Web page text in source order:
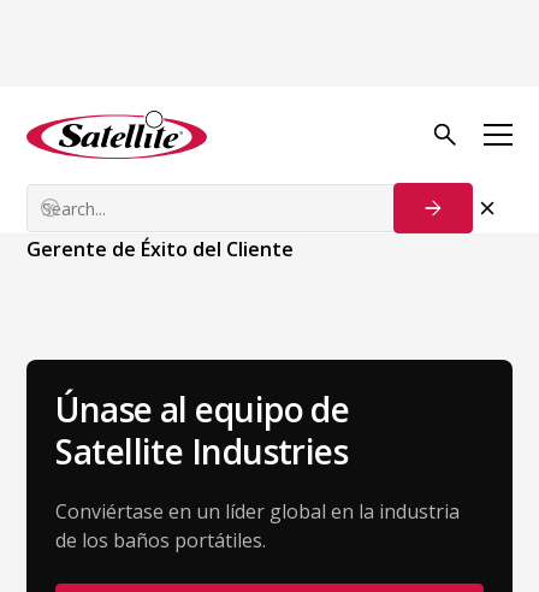
Volver al equipo
Shannon Roberts
Gerente de Éxito del Cliente
Únase al equipo de
Satellite Industries
Conviértase en un líder global en la industria
de los baños portátiles.